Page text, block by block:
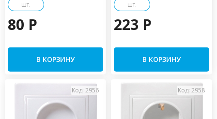
шт.
80 P
В КОРЗИНУ
шт.
223 P
В КОРЗИНУ
Код: 2956 Код: 2958